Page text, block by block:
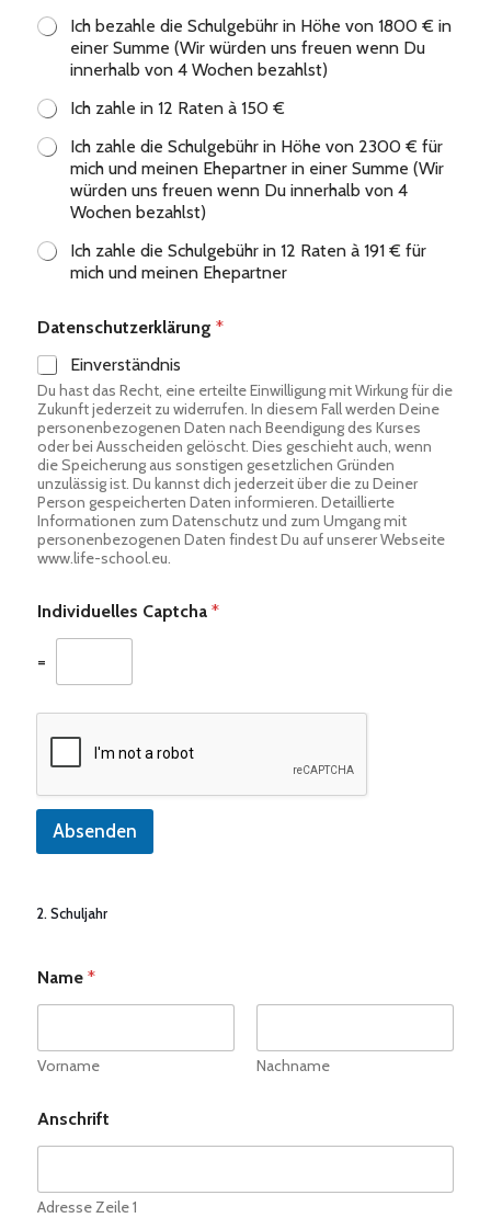
Ich bezahle die Schulgebühr in Höhe von 1800 € in
einer Summe (Wir würden uns freuen wenn Du
innerhalb von 4 Wochen bezahlst)
Ich zahle in 12 Raten à 150 €
Ich zahle die Schulgebühr in Höhe von 2300 € für
mich und meinen Ehepartner in einer Summe (Wir
würden uns freuen wenn Du innerhalb von 4
Wochen bezahlst)
Ich zahle die Schulgebühr in 12 Raten à 191 € für
mich und meinen Ehepartner
Datenschutzerklärung *
Einverständnis
Du hast das Recht, eine erteilte Einwilligung mit Wirkung für die
Zukunft jederzeit zu widerrufen. In diesem Fall werden Deine
personenbezogenen Daten nach Beendigung des Kurses
oder bei Ausscheiden gelöscht. Dies geschieht auch, wenn
die Speicherung aus sonstigen gesetzlichen Gründen
unzulässig ist. Du kannst dich jederzeit über die zu Deiner
Person gespeicherten Daten informieren. Detaillierte
Informationen zum Datenschutz und zum Umgang mit
personenbezogenen Daten findest Du auf unserer Webseite
www.life-school.eu.
Individuelles Captcha *
=
Absenden
2. Schuljahr
Name *
Vorname Nachname
Anschrift
Adresse Zeile 1